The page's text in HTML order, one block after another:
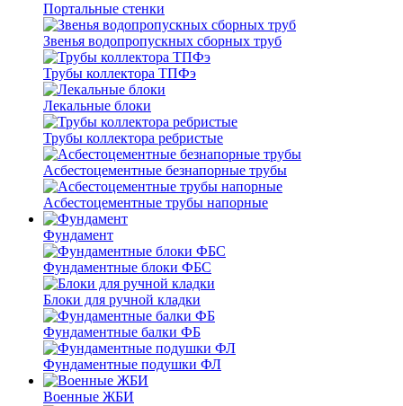
Портальные стенки
Звенья водопропускных сборных труб
Трубы коллектора ТПФэ
Лекальные блоки
Трубы коллектора ребристые
Асбестоцементные безнапорные трубы
Асбестоцементные трубы напорные
Фундамент
Фундаментные блоки ФБС
Блоки для ручной кладки
Фундаментные балки ФБ
Фундаментные подушки ФЛ
Военные ЖБИ